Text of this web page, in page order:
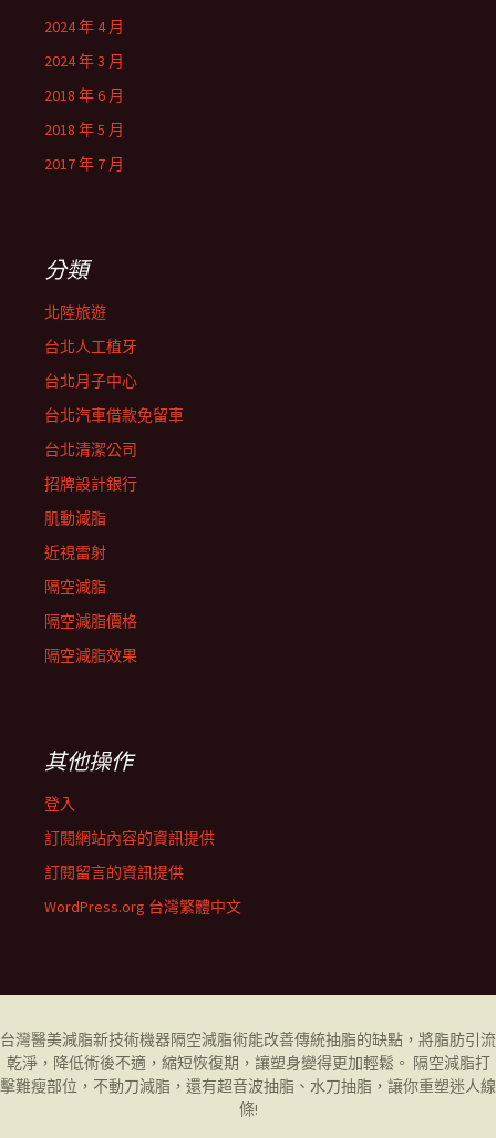
2024 年 4 月
2024 年 3 月
2018 年 6 月
2018 年 5 月
2017 年 7 月
分類
北陸旅遊
台北人工植牙
台北月子中心
台北汽車借款免留車
台北清潔公司
招牌設計銀行
肌動減脂
近視雷射
隔空減脂
隔空減脂價格
隔空減脂效果
其他操作
登入
訂閱網站內容的資訊提供
訂閱留言的資訊提供
WordPress.org 台灣繁體中文
台灣醫美減脂新技術機器隔空減脂術能改善傳統抽脂的缺點，將脂肪引流
乾淨，降低術後不適，縮短恢復期，讓塑身變得更加輕鬆。 隔空減脂打
擊難瘦部位，不動刀減脂，還有超音波抽脂、水刀抽脂，讓你重塑迷人線
條!